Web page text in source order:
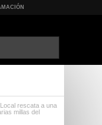
rescata a una
millas del